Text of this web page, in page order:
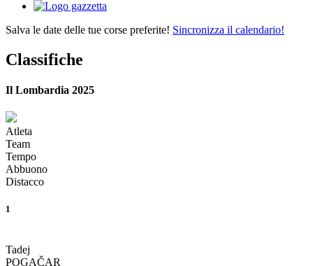
Salva le date delle tue corse preferite! Sincronizza il calendario!
Classifiche
Il Lombardia 2025
Atleta
Team
Tempo
Abbuono
Distacco
1
Tadej
POGAČAR